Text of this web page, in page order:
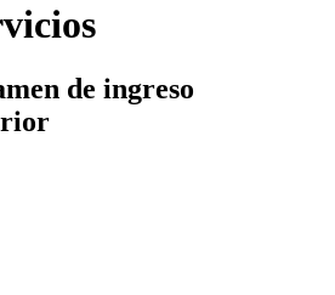
de ingreso